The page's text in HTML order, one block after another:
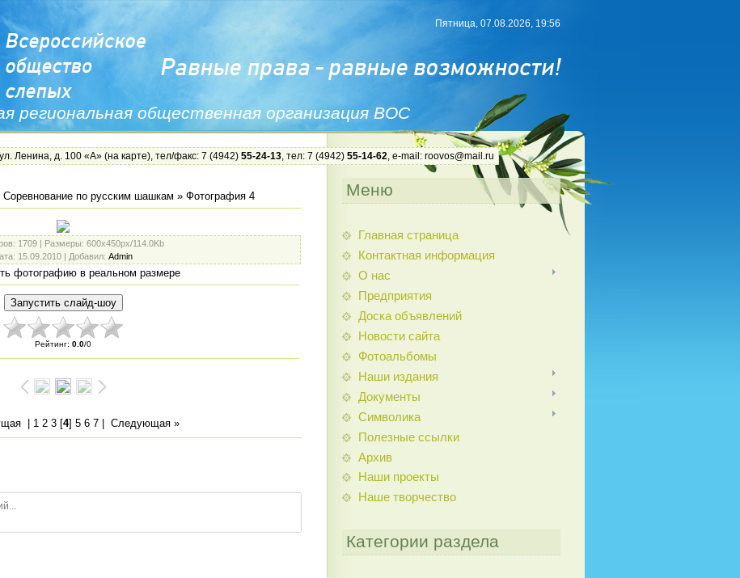
региональная общественная организация ВОС
Пятница, 07.08.2026, 19:56
Ленина, д. 100 «А» (на карте), тел/факс: 7 (4942) 55-24-13, тел: 7 (4942) 55-14-62, e-mail: roovos@mail.ru
Соревнование по русским шашкам » Фотография 4
: 1709 | Размеры: 600x450px/114.0Kb
: 15.09.2010 | Добавил: Admin
фотографию в реальном размере
Рейтинг: 0.0/0
| 1 2 3[4] 5 6 7| Следующая »
Меню
Главная страница
Контактная информация
О нас
Предприятия
Доска объявлений
Новости сайта
Фотоальбомы
Наши издания
Документы
Символика
Полезные ссылки
Архив
Наши проекты
Наше творчество
Категории раздела